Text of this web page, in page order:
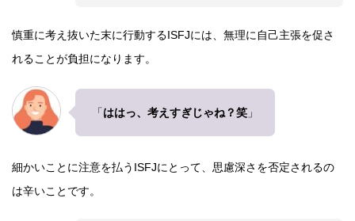
慎重に考え抜いた末に行動するISFJには、無理に自己主張を促さ
れることが負担になります。
「ははっ、考えすぎじゃね？笑 」
細かいことに注意を払うISFJにとって、思慮深さを否定されるの
は辛いことです。